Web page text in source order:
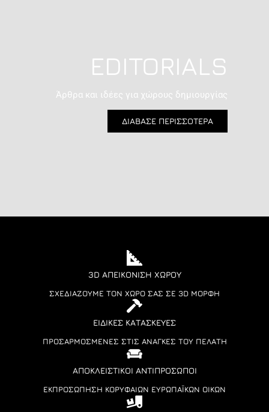
EDITORIALS
Άρθρα και ιδέες για χώρους δημιουργίας
ΔΙΑΒΑΣΕ ΠΕΡΙΣΣΟΤΕΡΑ
3D ΑΠΕΙΚΌΝΙΣΗ ΧΏΡΟΥ
ΣΧΕΔΙΆΖΟΥΜΕ ΤΟΝ ΧΏΡΟ ΣΑΣ ΣΕ 3D ΜΟΡΦΉ
ΕΙΔΙΚΈΣ ΚΑΤΑΣΚΕΥΈΣ
ΠΡΟΣΑΡΜΟΣΜΈΝΕΣ ΣΤΙΣ ΑΝΆΓΚΕΣ ΤΟΥ ΠΕΛΆΤΗ
ΑΠΟΚΛΕΙΣΤΙΚΟΊ ΑΝΤΙΠΡΌΣΩΠΟΙ
ΕΚΠΡΟΣΏΠΗΣΗ ΚΟΡΥΦΑΊΩΝ ΕΥΡΩΠΑΪΚΏΝ ΟΊΚΩΝ